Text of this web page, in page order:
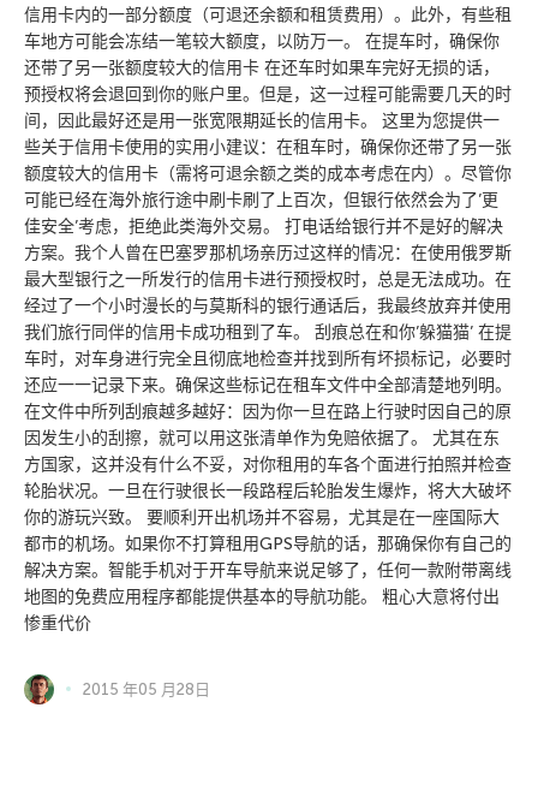
信用卡内的一部分额度（可退还余额和租赁费用）。此外，有些租
车地方可能会冻结一笔较大额度，以防万一。 在提车时，确保你
还带了另一张额度较大的信用卡 在还车时如果车完好无损的话，
预授权将会退回到你的账户里。但是，这一过程可能需要几天的时
间，因此最好还是用一张宽限期延长的信用卡。 这里为您提供一
些关于信用卡使用的实用小建议：在租车时，确保你还带了另一张
额度较大的信用卡（需将可退余额之类的成本考虑在内）。尽管你
可能已经在海外旅行途中刷卡刷了上百次，但银行依然会为了’更
佳安全’考虑，拒绝此类海外交易。 打电话给银行并不是好的解决
方案。我个人曾在巴塞罗那机场亲历过这样的情况：在使用俄罗斯
最大型银行之一所发行的信用卡进行预授权时，总是无法成功。在
经过了一个小时漫长的与莫斯科的银行通话后，我最终放弃并使用
我们旅行同伴的信用卡成功租到了车。 刮痕总在和你’躲猫猫’ 在提
车时，对车身进行完全且彻底地检查并找到所有坏损标记，必要时
还应一一记录下来。确保这些标记在租车文件中全部清楚地列明。
在文件中所列刮痕越多越好：因为你一旦在路上行驶时因自己的原
因发生小的刮擦，就可以用这张清单作为免赔依据了。 尤其在东
方国家，这并没有什么不妥，对你租用的车各个面进行拍照并检查
轮胎状况。一旦在行驶很长一段路程后轮胎发生爆炸，将大大破坏
你的游玩兴致。 要顺利开出机场并不容易，尤其是在一座国际大
都市的机场。如果你不打算租用GPS导航的话，那确保你有自己的
解决方案。智能手机对于开车导航来说足够了，任何一款附带离线
地图的免费应用程序都能提供基本的导航功能。 粗心大意将付出
惨重代价
2015 年05 月28日